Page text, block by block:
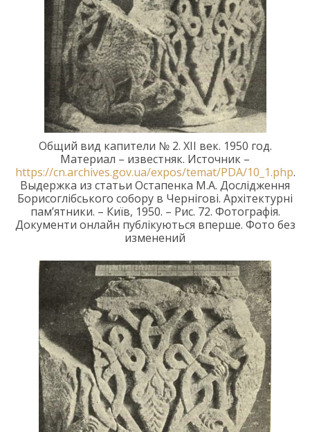
Общий вид капители № 2. XII век. 1950 год.
Материал – известняк. Источник –
https://cn.archives.gov.ua/expos/temat/PDA/10_1.php.
Выдержка из статьи Остапенка М.А. Дослідження
Борисоглібського собору в Чернігові. Архітектурні
пам’ятники. – Київ, 1950. – Рис. 72. Фотографія.
Документи онлайн публікуються вперше. Фото без
изменений